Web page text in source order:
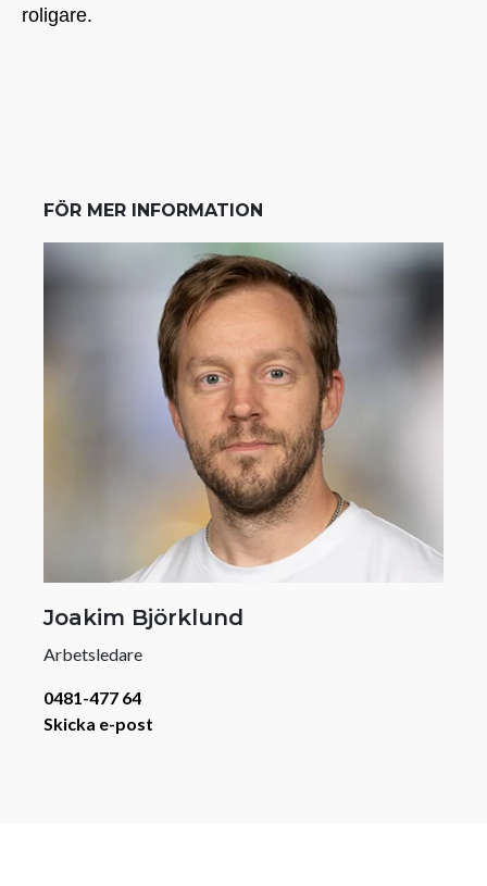
roligare.
FÖR MER INFORMATION
Joakim Björklund
Arbetsledare
0481-477 64
Skicka e-post